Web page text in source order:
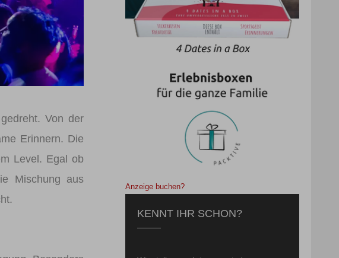
Von der
Erinnern. Die
Level. Egal ob
Mischung aus
Anzeige buchen?
KENNT IHR SCHON?